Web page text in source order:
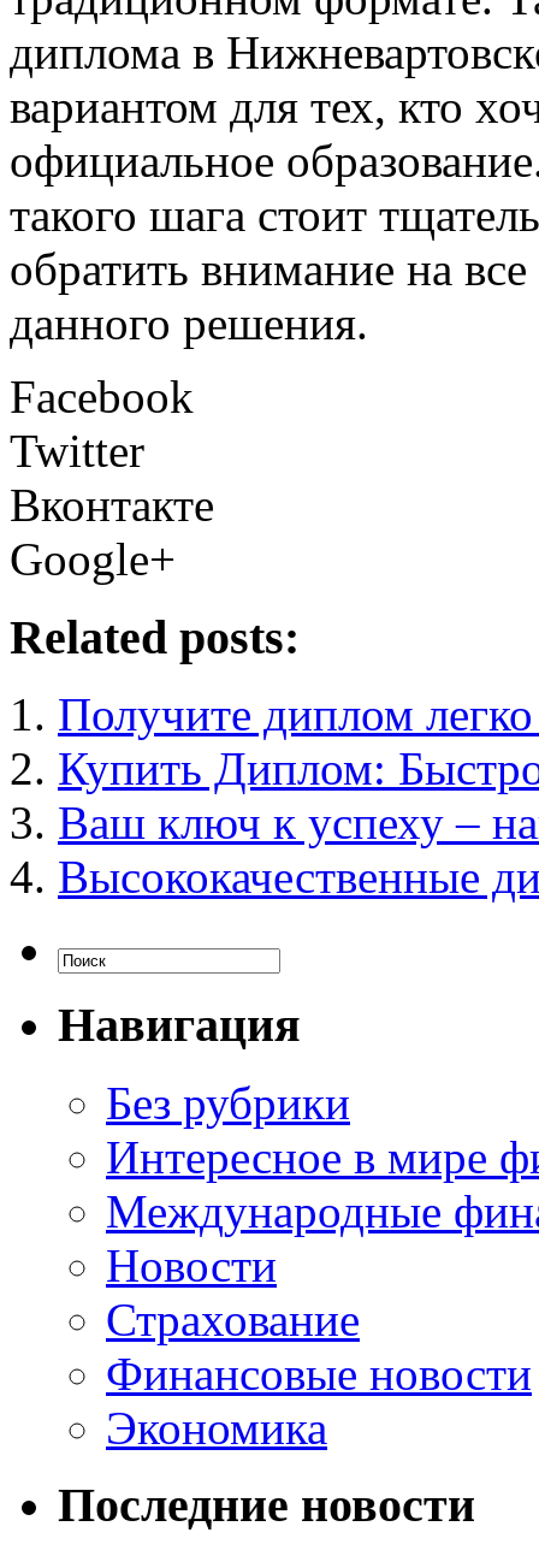
диплома в
вариантом для тех, кто
официальное
такого шага стоит
обратить внимание на
данного решения.
Facebook
Twitter
Вконтакте
Google+
Related posts:
Получите диплом
Купить Диплом:
Ваш ключ к успеху –
Высококачественные
Навигация
Без рубрики
Интересное в мире
Международные
Новости
Страхование
Финансовые новости
Экономика
Последние новости